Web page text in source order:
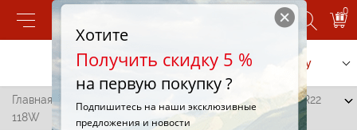
0
Позвонить Заказать услугу
Главная /
Continental ContiCrossContact UHP 305/45 R22
118W
Хотите
Получить скидку 5 %
на первую покупку ?
Подпишитесь на наши эксклюзивные
предложения и новости